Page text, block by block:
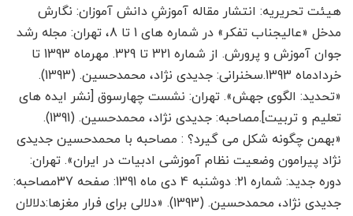
هیئت تحریریه: انتشار مقاله آموزشِ دانش آموزان: نگارش
مدخل «عالیجناب تفکر» در شماره های 1 تا 8، تهران: مجله رشد
جوان آموزش و پرورش. از شماره 321 تا 329. مهرماه 1393 تا
خردادماه 1393.سخنرانی: جدیدی نژاد، محمدحسین. (1393).
«تحدید: الگوی جهش». تهران: نشست چهارسوق [نشر ایده های
تعلیم و تربیت].مصاحبه: جدیدی نژاد، محمدحسین. (1391).
«بهمن چگونه شکل می گیرد؟ : مصاحبه با محمدحسین جدیدی
نژاد پیرامون وضعیت نظام آموزشی ادبیات در ایران». تهران:
دوره جدید: شماره 21: دوشنبه 4 دی ماه 1391: صفحه 37مصاحبه:
جدیدی نژاد، محمدحسین. (1393). «دلالی برای فرار مغزها:دلالان